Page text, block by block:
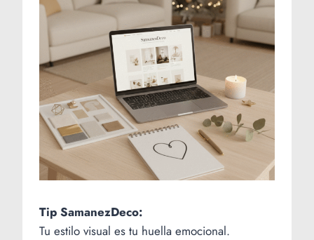
Tip SamanezDeco:
Tu estilo visual es tu huella emocional.